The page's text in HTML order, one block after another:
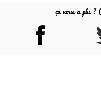
ça vous a plu ?